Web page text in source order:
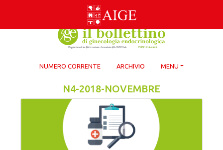
NUMERO CORRENTE ARCHIVIO MENU
N4-2018-NOVEMBRE